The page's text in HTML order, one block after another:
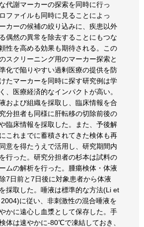
代謝マーカーの探索を同時に行っ
ファイルも同時に見ることによっ
カーの候補の絞り込みに、疾患以外
偶然の異常を除去することにもつな
性を高める効果も期待される。この
スクリーニング用のマーカー探索と
化で陥りやすい過剰医療の提供を防
たマーカーを同時に探す研究例は学
、医療経済的なインパクトが高い。
および組織を採取し、臨床情報を合
分担者も同様に肝転移の切除前後の
臨床情報を採取した。また、予後解
これまでに蓄積されてきた検体も再
意を得たうえで活用し、研究期間内
行った。研究分担者の杉本は試料の
ムの解析を行った。腫瘍検体・体液
7日前と7日後に対象患者から体液
採取した。唾液は標準的な方法(Li et
に従い、非刺激性の混合唾液を
かに遠心し血漿として保存した。手
体は速やかに-80℃で凍結しておき、